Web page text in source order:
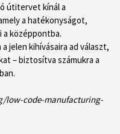
útitervet kínál a
a hatékonyságot,
középpontba.
jelen kihívásaira ad választ,
– biztosítva számukra a
low-code-manufacturing-